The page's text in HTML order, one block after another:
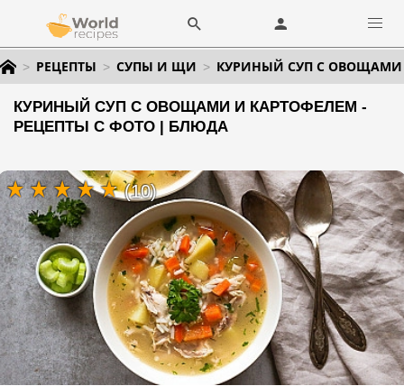
РЕЦЕПТЫ СУПЫ И ЩИ КУРИНЫЙ СУП С ОВОЩАМИ
КУРИНЫЙ СУП С ОВОЩАМИ И КАРТОФЕЛЕМ -
РЕЦЕПТЫ С ФОТО | БЛЮДА
(10)